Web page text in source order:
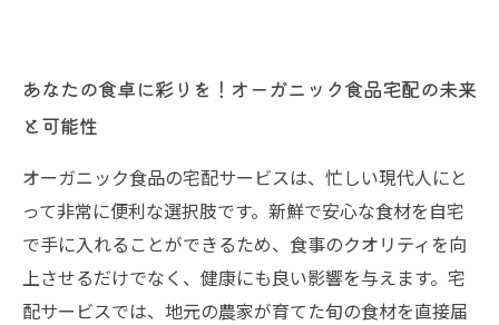
あなたの食卓に彩りを！オーガニック食品宅配の未来
と可能性
オーガニック食品の宅配サービスは、忙しい現代人にと
って非常に便利な選択肢です。新鮮で安心な食材を自宅
で手に入れることができるため、食事のクオリティを向
上させるだけでなく、健康にも良い影響を与えます。宅
配サービスでは、地元の農家が育てた旬の食材を直接届